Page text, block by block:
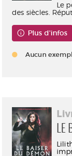
Le
des siècles.
Plus d'infos
Aucun
LE